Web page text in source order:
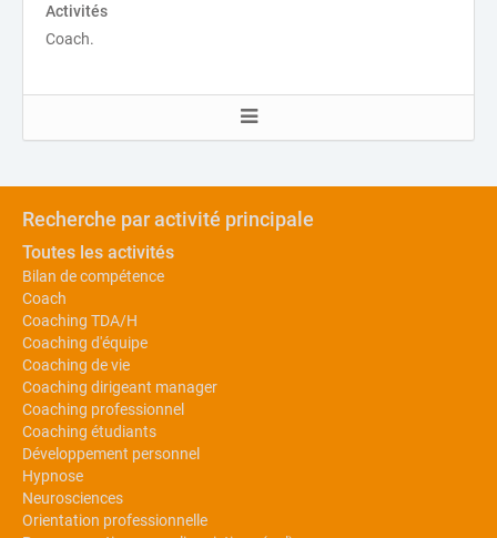
Activités
Coach.
Recherche par activité principale
Toutes les activités
Bilan de compétence
Coach
Coaching TDA/H
Coaching d'équipe
Coaching de vie
Coaching dirigeant manager
Coaching professionnel
Coaching étudiants
Développement personnel
Hypnose
Neurosciences
Orientation professionnelle